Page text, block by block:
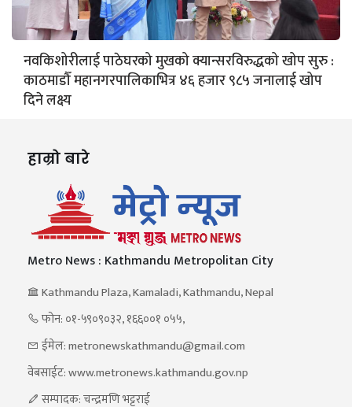
नवकिशोरीलाई पाठेघरको मुखको क्यान्सरविरुद्धको खोप सुरु :
काठमाडौँ महानगरपालिकाभित्र ४६ हजार ९८५ जनालाई खोप
दिने लक्ष्य
हाम्रो बारे
Metro News : Kathmandu Metropolitan City
Kathmandu Plaza, Kamaladi, Kathmandu, Nepal
फोन: ०१-५९०९०३२, १६६००१ ०५५,
ईमेल: metronewskathmandu@gmail.com
वेबसाईट: www.metronews.kathmandu.gov.np
सम्पादक: चन्द्रमणि भट्टराई